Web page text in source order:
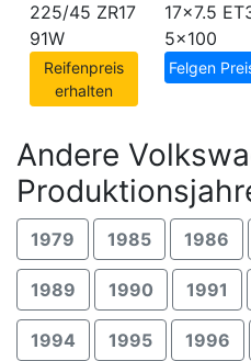
225/45 ZR17
91W
Reifenpreis
erhalten
17x7.5
5x100
Felgen
Andere
1979 1985 1986
1989 1990 1991
1994 1995 1996